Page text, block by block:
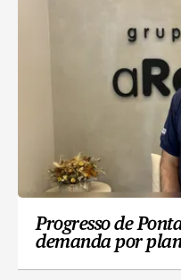
Progresso de
demanda por